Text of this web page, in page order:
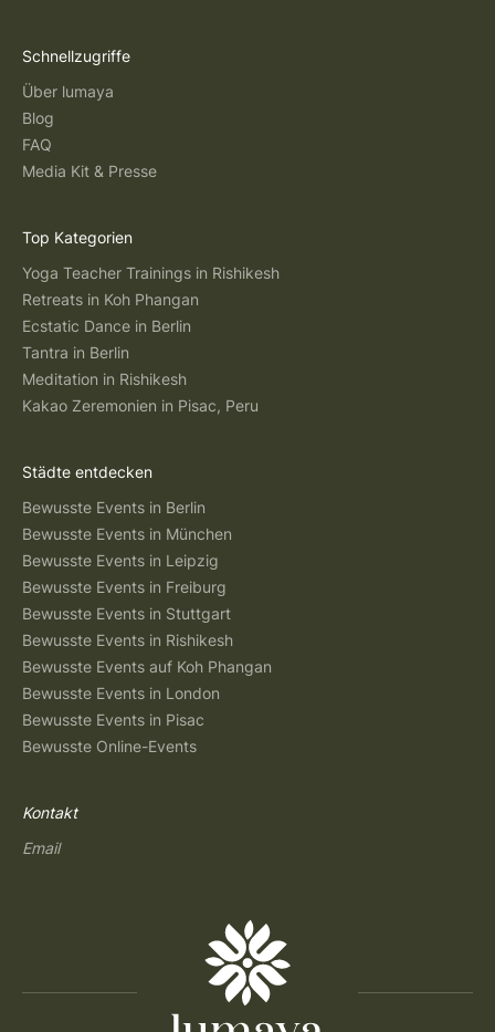
Schnellzugriffe
Über lumaya
Blog
FAQ
Media Kit & Presse
Top Kategorien
Yoga Teacher Trainings in Rishikesh
Retreats in Koh Phangan
Ecstatic Dance in Berlin
Tantra in Berlin
Meditation in Rishikesh
Kakao Zeremonien in Pisac, Peru
Städte entdecken
Bewusste Events in Berlin
Bewusste Events in München
Bewusste Events in Leipzig
Bewusste Events in Freiburg
Bewusste Events in Stuttgart
Bewusste Events in Rishikesh
Bewusste Events auf Koh Phangan
Bewusste Events in London
Bewusste Events in Pisac
Bewusste Online-Events
Kontakt
Email